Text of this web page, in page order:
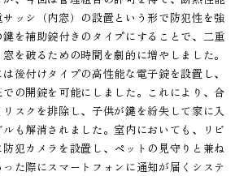
ッシ（内窓）の設置という形で防犯性を強
を補助錠付きのタイプにすることで、二重
を破るための時間を劇的に増やしました。
後付けタイプの高性能な電子錠を設置し、
の開錠を可能にしました。これにより、合
スクを排除し、子供が鍵を紛失して家に入
も解消されました。室内においても、リビ
犯カメラを設置し、ペットの見守りと兼ね
た際にスマートフォンに通知が届くシステ